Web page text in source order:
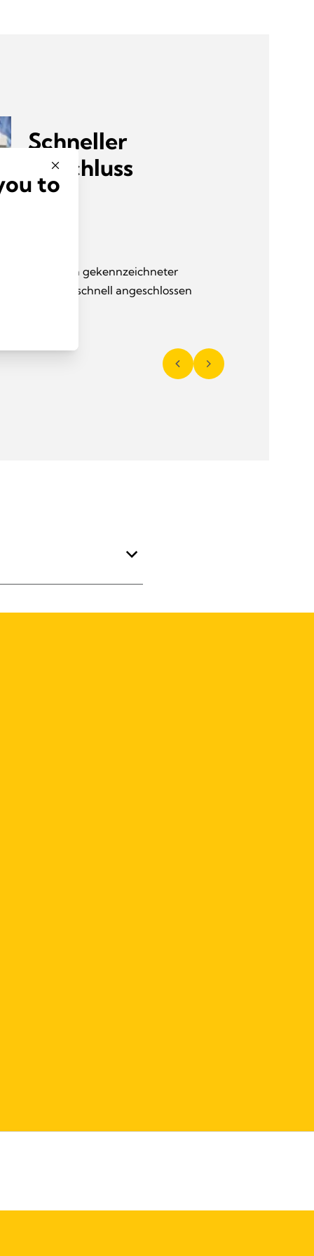
Schneller
Anschluss
dank deutlich gekennzeichneter
schnell angeschlossen
to